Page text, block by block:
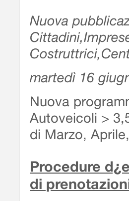
Nuova
martedì 16
Nuova
Autoveicoli >
di Marzo,
Procedure
di